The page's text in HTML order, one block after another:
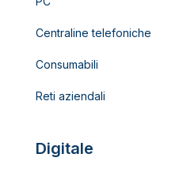
Centraline telefoniche
Consumabili
Reti aziendali
Digitale